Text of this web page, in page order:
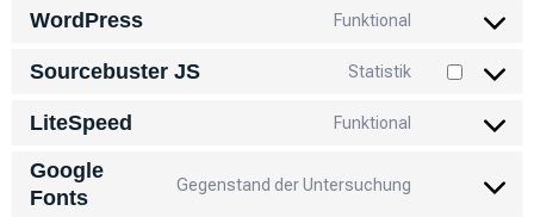
WordPress Funktional
Sourcebuster JS Statistik
LiteSpeed Funktional
Google
Fonts
Gegenstand der Untersuchung